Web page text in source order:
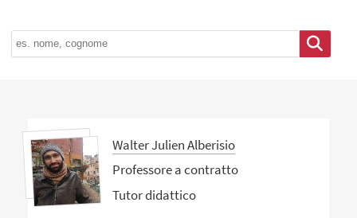
Walter Julien Alberisio
Professore a contratto
Tutor didattico